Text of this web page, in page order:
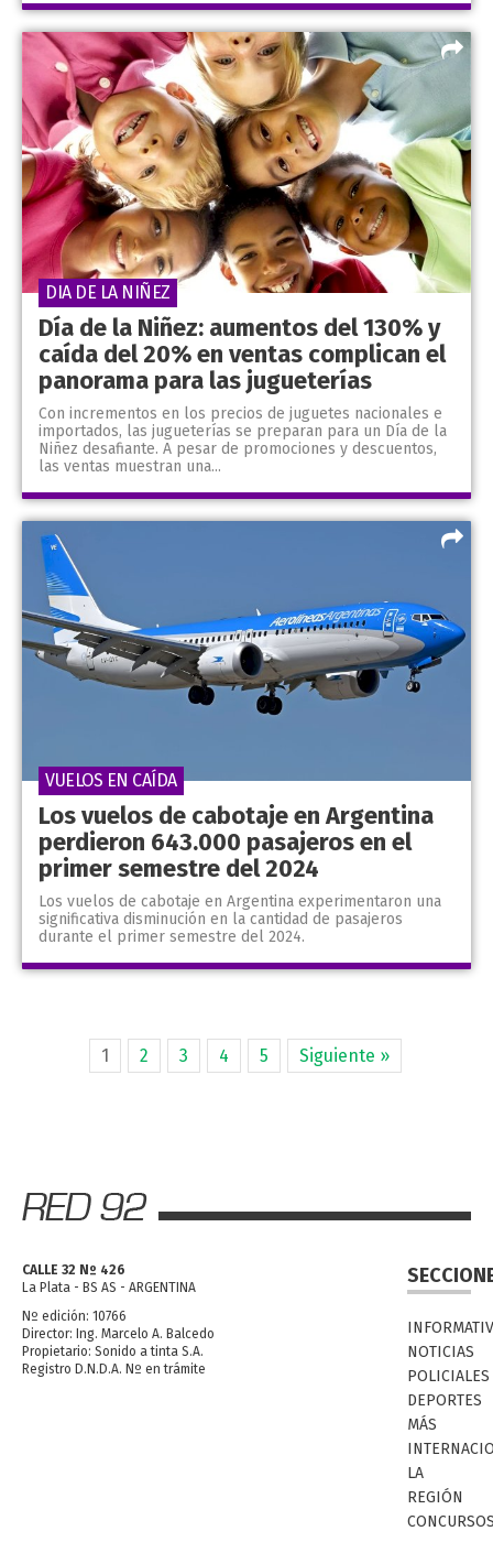
Día de la Niñez: aumentos del 130% y
caída del 20% en ventas complican el
panorama para las jugueterías
Con incrementos en los precios de juguetes nacionales e
importados, las jugueterías se preparan para un Día de la
Niñez desafiante. A pesar de promociones y descuentos,
las ventas muestran una...
DIA DE LA NIÑEZ
Los vuelos de cabotaje en Argentina
perdieron 643.000 pasajeros en el
primer semestre del 2024
Los vuelos de cabotaje en Argentina experimentaron una
significativa disminución en la cantidad de pasajeros
durante el primer semestre del 2024.
VUELOS EN CAÍDA
1 2 3 4 5 Siguiente »
CALLE 32 Nº 426
La Plata - BS AS - ARGENTINA
Nº edición: 10766
Director: Ing. Marcelo A. Balcedo
Propietario: Sonido a tinta S.A.
Registro D.N.D.A. Nº en trámite
NOTICIAS
POLICIALES
DEPORTES
MÁS
LA
REGIÓN